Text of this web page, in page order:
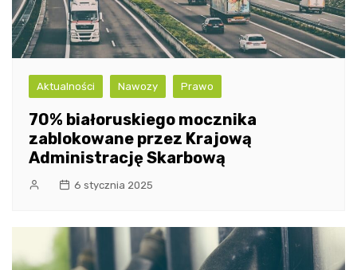
Aktualności Nawozy Prawo
70% białoruskiego mocznika
zablokowane przez Krajową
Administrację Skarbową
6 stycznia 2025